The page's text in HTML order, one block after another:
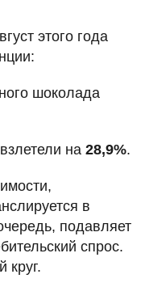
этого года
шоколада
на 28,9%.
в
подавляет
спрос.
круг.